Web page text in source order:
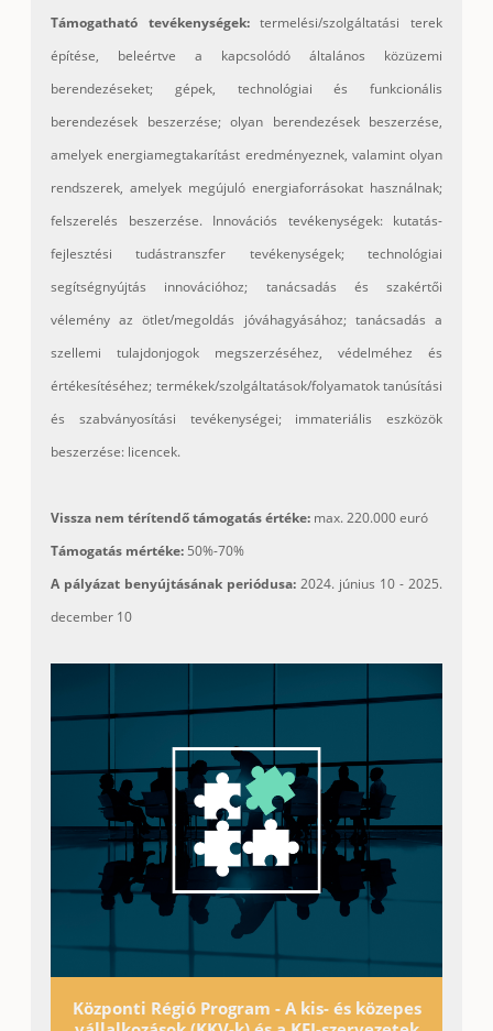
Támogatható tevékenységek:termelési/szolgáltatási terek
építése, beleértve a kapcsolódó általános közüzemi
berendezéseket; gépek, technológiai és funkcionális
berendezések beszerzése; olyan berendezések beszerzése,
amelyek energiamegtakarítást eredményeznek, valamint olyan
rendszerek, amelyek megújuló energiaforrásokat használnak;
felszerelés beszerzése. Innovációs tevékenységek: kutatás-
fejlesztési tudástranszfer tevékenységek; technológiai
segítségnyújtás innovációhoz; tanácsadás és szakértői
vélemény az ötlet/megoldás jóváhagyásához; tanácsadás a
szellemi tulajdonjogok megszerzéséhez, védelméhez és
értékesítéséhez; termékek/szolgáltatások/folyamatok tanúsítási
és szabványosítási tevékenységei; immateriális eszközök
beszerzése: licencek.
Vissza nem térítendő támogatás értéke: max. 220.000 euró
Támogatás mértéke: 50%-70%
A pályázat benyújtásának periódusa: 2024. június 10 - 2025.
december 10
Központi Régió Program - A kis- és közepes